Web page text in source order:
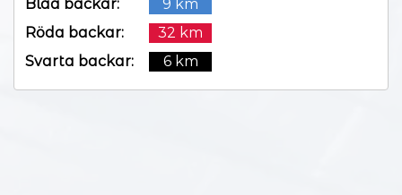
Blåa backar:
9 km
Röda backar:
32 km
Svarta backar:
6 km